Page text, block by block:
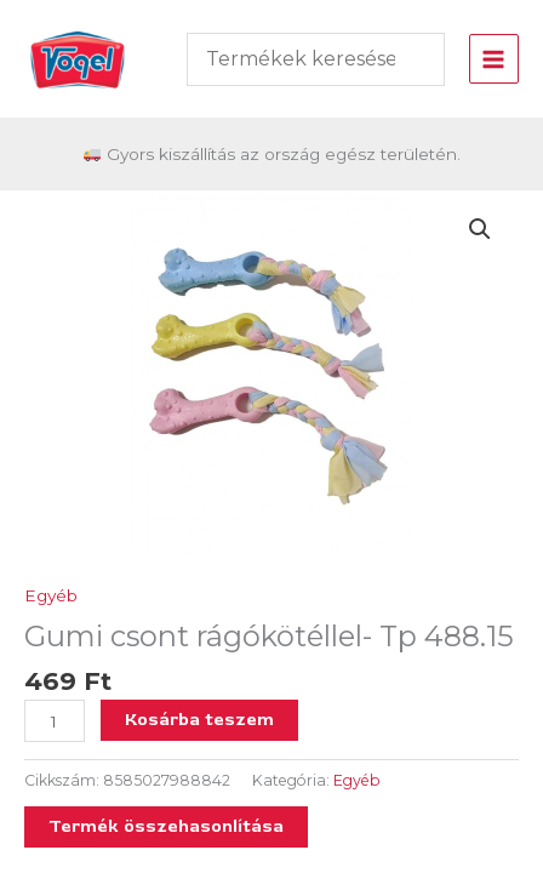
content
Gyors kiszállítás az ország egész területén.
Egyéb
Gumi csont rágókötéllel- Tp 488.15
469 Ft
Kosárba teszem
Cikkszám: 8585027988842 Kategória: Egyéb
Termék összehasonlítása